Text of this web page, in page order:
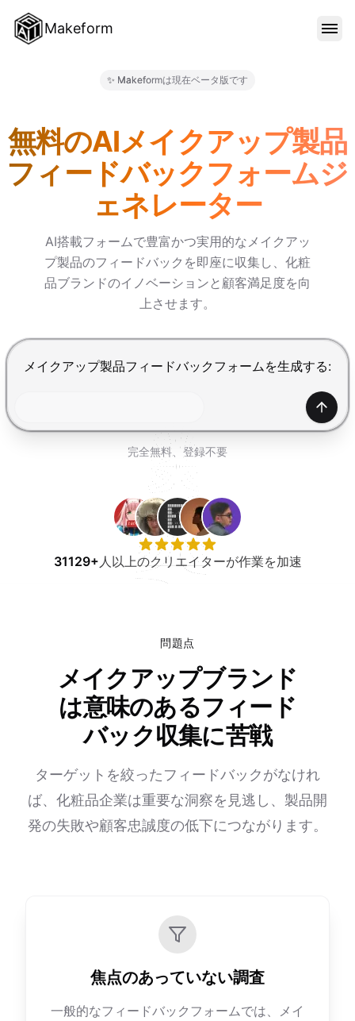
Makeform
ブログ
料金
無料で試す
✨ Makeformは現在ベータ版です
無料のAIメイクアップ製品
フィードバックフォームジ
ェネレーター
AI搭載フォームで豊富かつ実用的なメイクアッ
プ製品のフィードバックを即座に収集し、化粧
品ブランドのイノベーションと顧客満足度を向
上させます。
Enterで送信、Shift+Enterで改行
生成
完全無料、登録不要
31129+人以上のクリエイターが作業を加速
問題点
メイクアップブランド
は意味のあるフィード
バック収集に苦戦
ターゲットを絞ったフィードバックがなけれ
ば、化粧品企業は重要な洞察を見逃し、製品開
発の失敗や顧客忠誠度の低下につながります。
焦点のあっていない調査
一般的なフィードバックフォームでは、メイ